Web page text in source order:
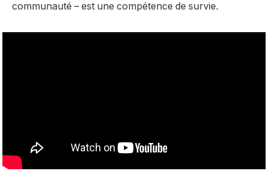
communauté – est une compétence de survie.